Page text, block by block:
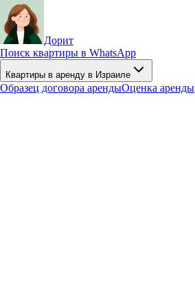
Дорит
Поиск квартиры в WhatsApp
Квартиры в аренду в Израиле
Образец договора арендыОценка аренды